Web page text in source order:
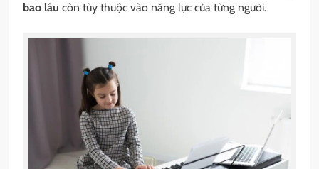
bao lâu còn tùy thuộc vào năng lực của từng người.